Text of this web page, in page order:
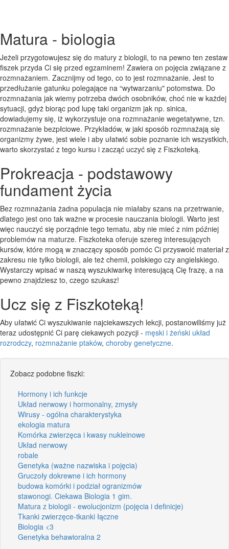
Matura - biologia
Jeżeli przygotowujesz się do matury z biologii, to na pewno ten zestaw
fiszek przyda Ci się przed egzaminem! Zawiera on pojęcia związane z
rozmnażaniem. Zacznijmy od tego, co to jest rozmnażanie. Jest to
przedłużanie gatunku polegające na “wytwarzaniu" potomstwa. Do
rozmnażania jak wiemy potrzeba dwóch osobników, choć nie w każdej
sytuacji, gdyż biorąc pod lupę taki organizm jak np. sinica,
dowiadujemy się, iż wykorzystuje ona rozmnażanie wegetatywne, tzn.
rozmnażanie bezpłciowe. Przykładów, w jaki sposób rozmnażają się
organizmy żywe, jest wiele i aby ułatwić sobie poznanie ich wszystkich,
warto skorzystać z tego kursu i zacząć uczyć się z Fiszkoteką.
Prokreacja - podstawowy
fundament życia
Bez rozmnażania żadna populacja nie miałaby szans na przetrwanie,
dlatego jest ono tak ważne w procesie nauczania biologii. Warto jest
więc nauczyć się porządnie tego tematu, aby nie mieć z nim później
problemów na maturze. Fiszkoteka oferuje szereg interesujących
kursów, które mogą w znaczący sposób pomóc Ci przyswoić materiał z
zakresu nie tylko biologii, ale też chemii, polskiego czy angielskiego.
Wystarczy wpisać w naszą wyszukiwarkę interesującą Cię frazę, a na
pewno znajdziesz to, czego szukasz!
Ucz się z Fiszkoteką!
Aby ułatwić Ci wyszukiwanie najciekawszych lekcji, postanowiliśmy już
teraz udostępnić Ci parę ciekawych pozycji - męski i żeński układ
rozrodczy, rozmnażanie ptaków, choroby genetyczne.
Zobacz podobne fiszki:
Hormony i ich funkcje
Układ nerwowy i hormonalny, zmysły
Wirusy - ogólna charakterystyka
ekologia matura
Komórka zwierzęca i kwasy nukleinowe
Układ nerwowy
robale
Genetyka (ważne nazwiska i pojęcia)
Gruczoły dokrewne i ich hormony
budowa komórki i podział ogranizmów
stawonogi. Ciekawa Biologia 1 gim.
Matura z biologii - ewolucjonizm (pojęcia i definicje)
Tkanki zwierzęce-tkanki łączne
Biologia <3
Genetyka behawioralna 2